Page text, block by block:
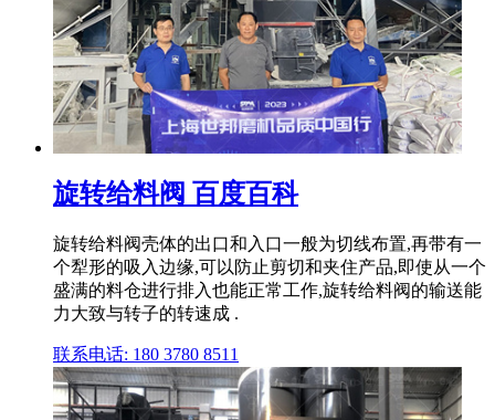
旋转给料阀 百度百科
旋转给料阀壳体的出口和入口一般为切线布置,再带有一
个犁形的吸入边缘,可以防止剪切和夹住产品,即使从一个
盛满的料仓进行排入也能正常工作,旋转给料阀的输送能
力大致与转子的转速成 .
联系电话: 180 3780 8511